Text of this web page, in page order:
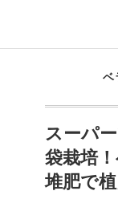
ベ
スーパ
袋栽培
堆肥で